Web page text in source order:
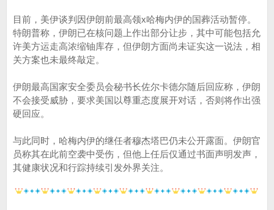
目前，美伊谈判因伊朗前最高领x哈梅内伊的国葬活动暂停。
特朗普称，伊朗已在核问题上作出部分让步，其中可能包括允
许美方运走高浓缩铀库存，但伊朗方面尚未证实这一说法，相
关方案也未最终敲定。
伊朗最高国家安全委员会秘书长佐尔卡德尔随后回应称，伊朗
不会接受威胁，要求美国以尊重态度展开对话，否则将作出强
硬回应。
与此同时，哈梅内伊的继任者穆杰塔巴仍未公开露面。伊朗官
员称其在此前空袭中受伤，但他上任后仅通过书面声明发声，
其健康状况和行踪持续引发外界关注。